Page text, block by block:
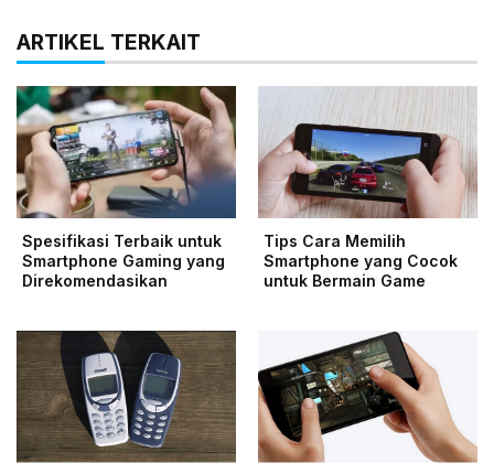
ARTIKEL TERKAIT
Spesifikasi Terbaik untuk
Smartphone Gaming yang
Direkomendasikan
Tips Cara Memilih
Smartphone yang Cocok
untuk Bermain Game